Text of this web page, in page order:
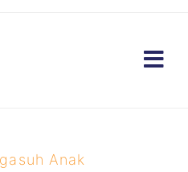
Anak